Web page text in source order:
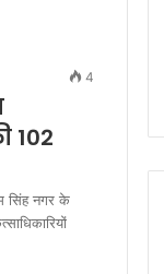
4
102
सिंह नगर के